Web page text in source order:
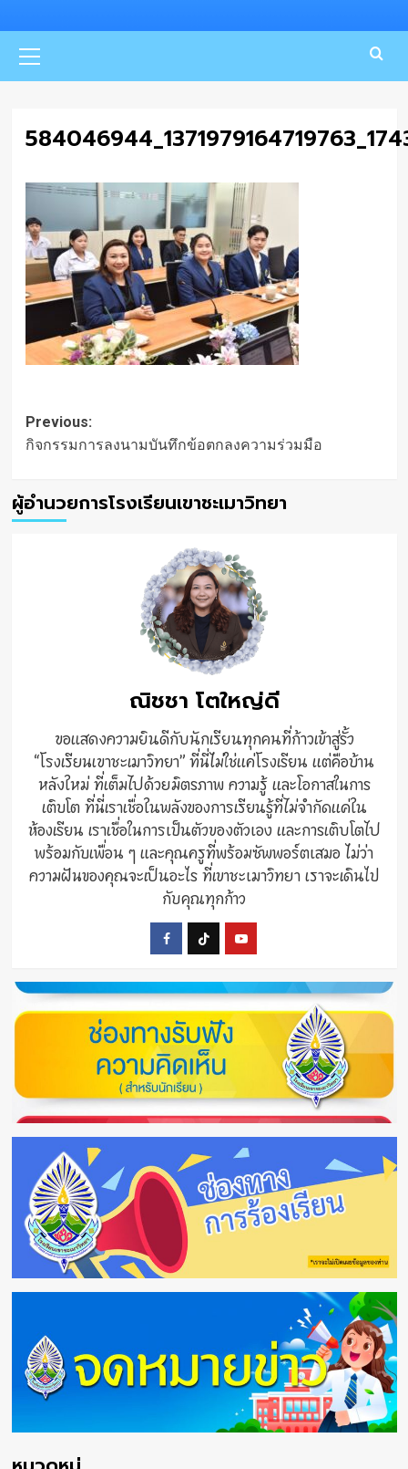
Menu
Post
navigation
Previous:
กิจกรรมการลงนามบันทึกข้อตกลงความร่วมมือ
ผู้อำนวยการโรงเรียนเขาชะเมาวิทยา
ณิชชา โตใหญ่ดี
ขอแสดงความยินดีกับนักเรียนทุกคนที่ก้าวเข้าสู่รั้ว
“โรงเรียนเขาชะเมาวิทยา” ที่นี่ไม่ใช่แค่โรงเรียน แต่คือบ้าน
หลังใหม่ ที่เต็มไปด้วยมิตรภาพ ความรู้ และโอกาสในการ
เติบโต ที่นี่เราเชื่อในพลังของการเรียนรู้ที่ไม่จำกัดแค่ใน
ห้องเรียน เราเชื่อในการเป็นตัวของตัวเอง และการเติบโตไป
พร้อมกับเพื่อน ๆ และคุณครูที่พร้อมซัพพอร์ตเสมอ ไม่ว่า
ความฝันของคุณจะเป็นอะไร ที่เขาชะเมาวิทยา เราจะเดินไป
กับคุณทุกก้าว